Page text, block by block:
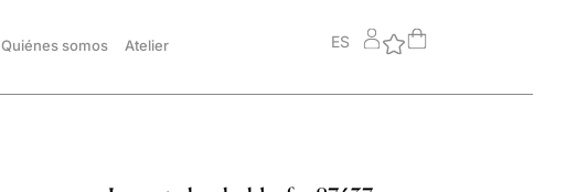
Quiénes somos Atelier ES